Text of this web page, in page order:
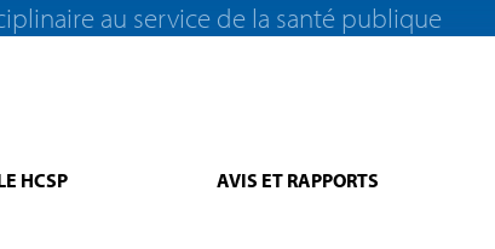
au service de la santé publique
HCSP AVIS ET RAPPORTS